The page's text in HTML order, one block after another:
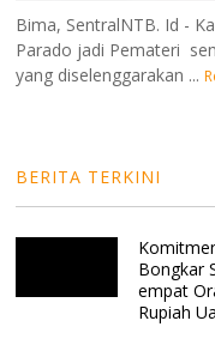
Bima, SentralNTB. Id -
Parado jadi Pemateri
yang diselenggarakan ...
BERITA TERKINI
Bongkar
empat
Rupiah